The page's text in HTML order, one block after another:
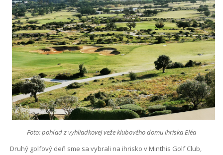
Foto: pohľad z vyhliadkovej veže klubového domu ihriska Eléa
Druhý golfový deň sme sa vybrali na ihrisko v Minthis Golf Club,